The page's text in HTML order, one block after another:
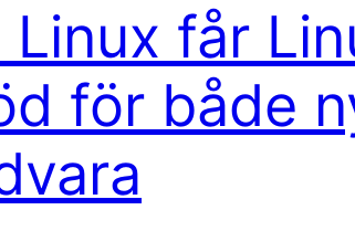
får
för både